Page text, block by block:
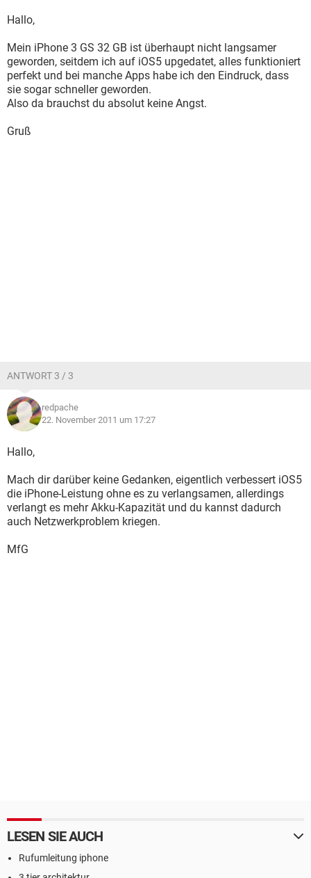
Hallo,
Mein iPhone 3 GS 32 GB ist überhaupt nicht langsamer
geworden, seitdem ich auf iOS5 upgedatet, alles funktioniert
perfekt und bei manche Apps habe ich den Eindruck, dass
sie sogar schneller geworden.
Also da brauchst du absolut keine Angst.
Gruß
ANTWORT 3 / 3
redpache
22. November 2011 um 17:27
Hallo,
Mach dir darüber keine Gedanken, eigentlich verbessert iOS5
die iPhone-Leistung ohne es zu verlangsamen, allerdings
verlangt es mehr Akku-Kapazität und du kannst dadurch
auch Netzwerkproblem kriegen.
MfG
LESEN SIE AUCH
Rufumleitung iphone